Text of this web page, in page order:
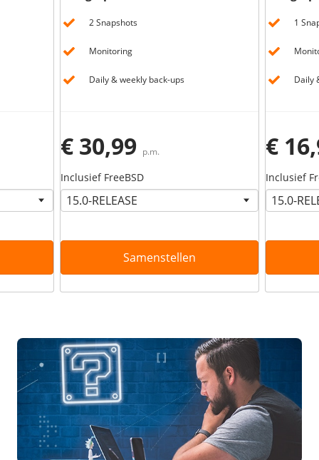
2 Snapshots
Monitoring
Daily & weekly back-ups
€ 30,99 p.m.
Inclusief FreeBSD
Samenstellen
1
Daily
€
Inclusief